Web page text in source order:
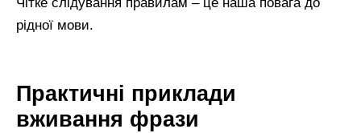
Чітке слідування правилам – це наша повага до
рідної мови.
Практичні приклади
вживання фрази